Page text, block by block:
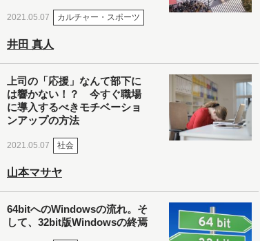
2021.05.07 カルチャー・スポーツ
井田 真人
上司の「応援」なんて部下に
は響かない！？ 今すぐ職場
に導入するべきモチベーショ
ンアップの方法
2021.05.07 社会
山本マサヤ
64bitへのWindowsの流れ。そ
して、32bit版Windowsの終焉